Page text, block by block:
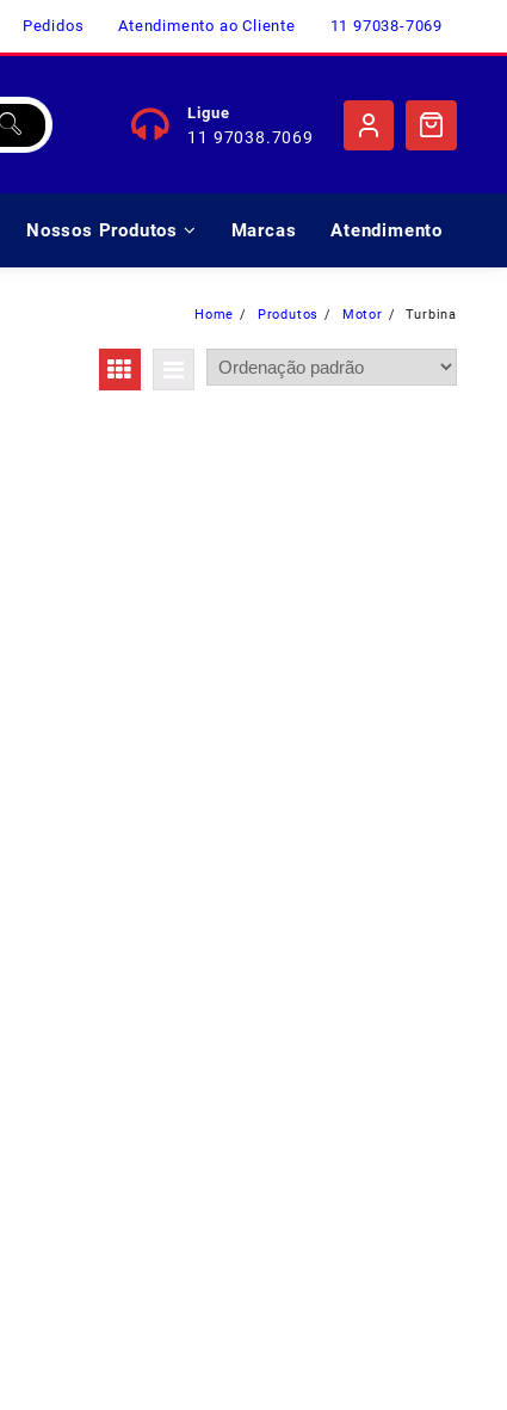
Pedidos Atendimento ao Cliente 11 97038-7069
Ligue
11 97038.7069
Nossos Produtos Marcas Atendimento
Home Produtos Motor Turbina